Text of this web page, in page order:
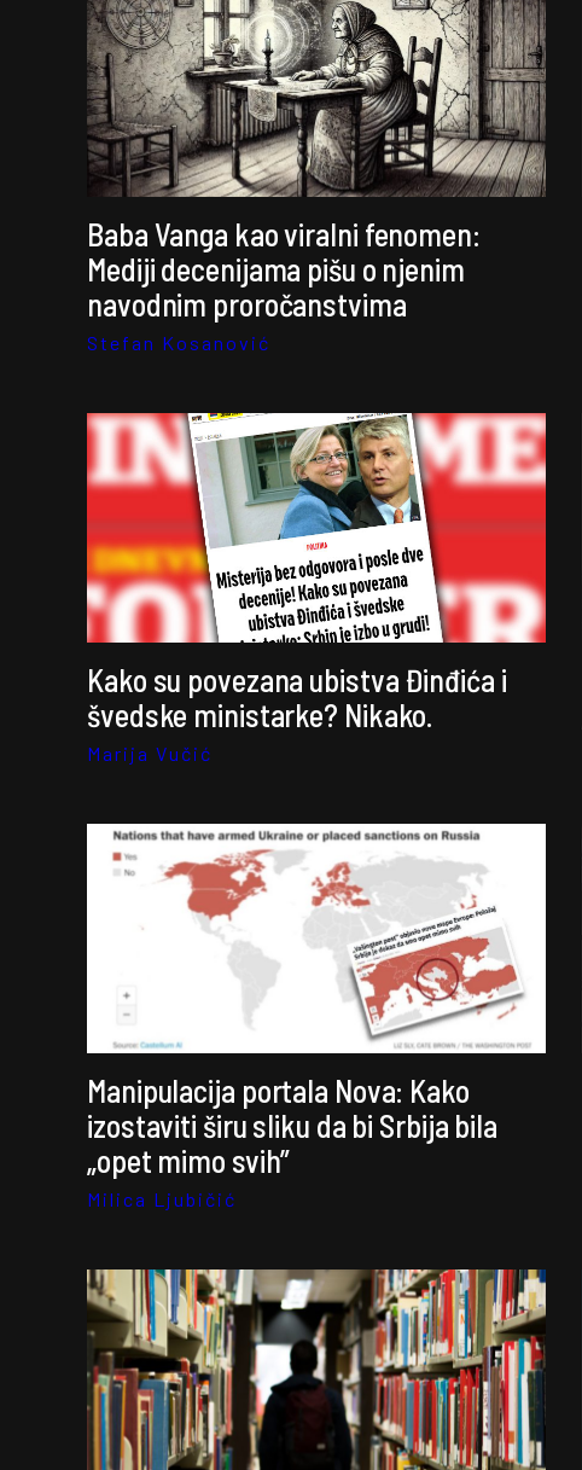
Baba Vanga kao viralni fenomen:
Mediji decenijama pišu o njenim
navodnim proročanstvima
Stefan Kosanović
Kako su povezana ubistva Đinđića i
švedske ministarke? Nikako.
Marija Vučić
Manipulacija portala Nova: Kako
izostaviti širu sliku da bi Srbija bila
„opet mimo svih”
Milica Ljubičić